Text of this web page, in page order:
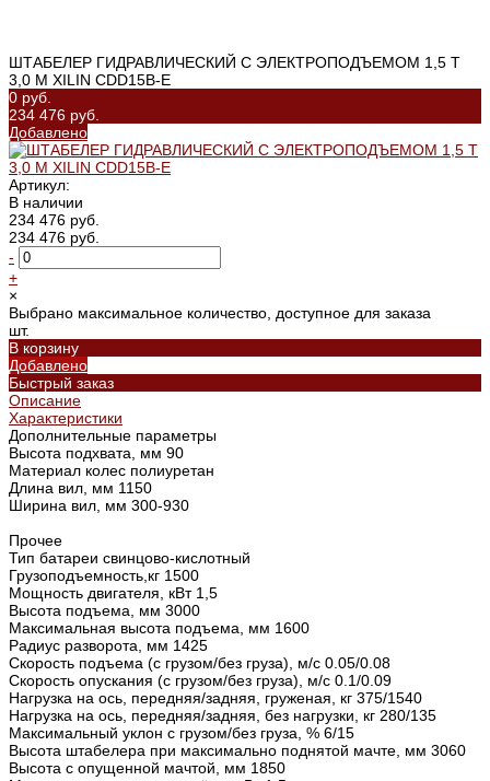
ШТАБЕЛЕР ГИДРАВЛИЧЕСКИЙ С ЭЛЕКТРОПОДЪЕМОМ 1,5 Т
3,0 М XILIN CDD15B-E
0 руб.
234 476 руб.
Добавлено
Артикул:
В наличии
234 476 руб.
234 476 руб.
-
+
×
Выбрано максимальное количество, доступное для заказа
шт.
В корзину
Добавлено
Быстрый заказ
Описание
Характеристики
Дополнительные параметры
Высота подхвата, мм 90
Материал колес полиуретан
Длина вил, мм 1150
Ширина вил, мм 300-930
Прочее
Тип батареи свинцово-кислотный
Грузоподъемность,кг 1500
Мощность двигателя, кВт 1,5
Высота подъема, мм 3000
Максимальная высота подъема, мм 1600
Радиус разворота, мм 1425
Скорость подъема (с грузом/без груза), м/с 0.05/0.08
Скорость опускания (с грузом/без груза), м/с 0.1/0.09
Нагрузка на ось, передняя/задняя, груженая, кг 375/1540
Нагрузка на ось, передняя/задняя, без нагрузки, кг 280/135
Максимальный уклон с грузом/без груза, % 6/15
Высота штабелера при максимально поднятой мачте, мм 3060
Высота с опущенной мачтой, мм 1850